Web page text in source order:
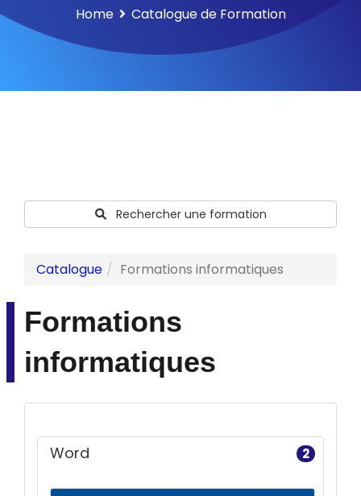
Home Catalogue de Formation
Rechercher une formation
Catalogue Formations informatiques
Formations
informatiques
Word 2